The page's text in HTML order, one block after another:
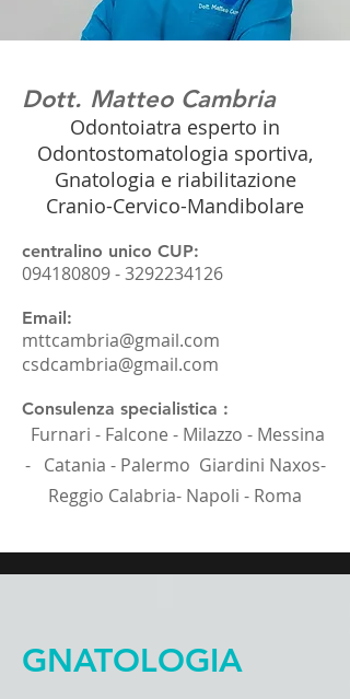
Dott. Matteo Cambria
Odontoiatra esperto in
Odontostomatologia sportiva,
Gnatologia e riabilitazione
Cranio-Cervico-Mandibolare
centralino unico CUP:
094180809-3292234126
Email:
mttcambria@gmail.com
csdcambria@gmail.com
Consulenza specialistica :
Furnari - Falcone - Milazzo - Messina
- Catania - Palermo Giardini Naxos-
Reggio Calabria- Napoli - Roma
GNATOLOGIA